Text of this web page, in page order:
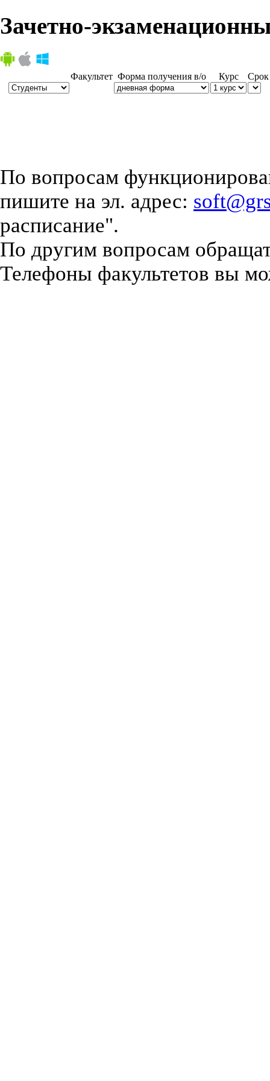
Зачетно-
Факультет Форма получения в/о Курс Срок
По вопросам
пишите на эл. адрес:
расписание".
По другим вопросам
Телефоны факультетов вы